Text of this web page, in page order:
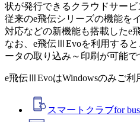
状が発行できるクラウドサービ
従来のe飛伝シリーズの機能を
対応などの新機能も搭載したe
なお、e飛伝ⅢEvoを利用する
ータの取り込み～印刷が可能で
e飛伝ⅢEvoはWindowsのみご利
スマートクラブfor